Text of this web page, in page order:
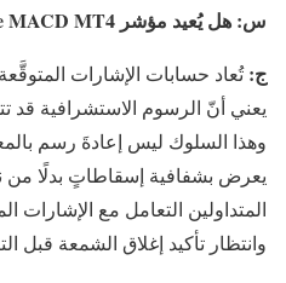
س: هل يُعيد مؤشر Future MACD MT4 رسم الإشارات؟
ج:تُعاد حسابات الإشارات
يعني أنّ الرسوم الاستشرافية قد
وهذا السلوك ليس إعادةَ رسم
يعرض بشفافية إسقاطاتٍ بدلًا من
المتداولين التعامل مع الإشارات
وانتظار تأكيد إغلاق الشمعة قبل